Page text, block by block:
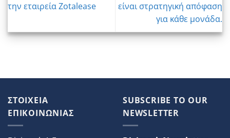
την εταιρεία Zotalease
είναι στρατηγική απόφαση
για κάθε μονάδα.
ΣΤΟΙΧΕΙΑ
ΕΠΙΚΟΙΝΩΝΙΑΣ
SUBSCRIBE TO OUR
NEWSLETTER